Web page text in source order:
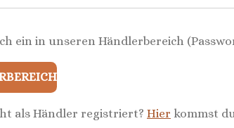
ein in unseren Händlerbereich
als Händler registriert? Hier kommst